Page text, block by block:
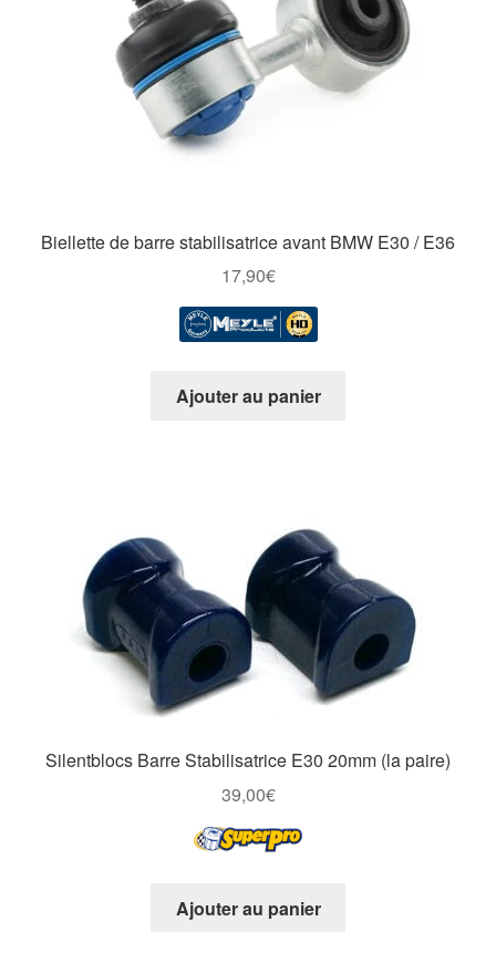
Biellette de barre stabilisatrice avant BMW E30 / E36
17,90€
Ajouter au panier
Silentblocs Barre Stabilisatrice E30 20mm (la paire)
39,00€
Ajouter au panier